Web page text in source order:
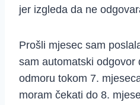
jer izgleda da ne
Prošli mjesec sam
sam automatski odgovor
odmoru tokom 7.
moram čekati do 8.